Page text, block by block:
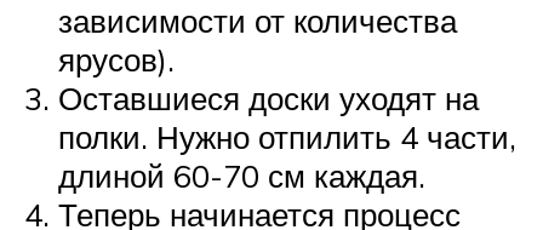
зависимости от количества
ярусов).
Оставшиеся доски уходят на
полки. Нужно отпилить 4 части,
длиной 60-70 см каждая.
Теперь начинается процесс